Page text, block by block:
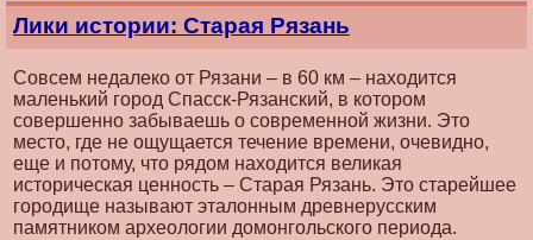
Лики истории: Старая Рязань
Совсем недалеко от Рязани – в 60 км – находится
маленький город Спасск-Рязанский, в котором
совершенно забываешь о современной жизни. Это
место, где не ощущается течение времени, очевидно,
еще и потому, что рядом находится великая
историческая ценность – Старая Рязань. Это старейшее
городище называют эталонным древнерусским
памятником археологии домонгольского периода.